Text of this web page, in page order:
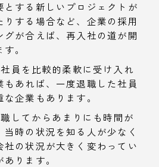
とする新しいプロジェクトが
りする場合など、企業の採用
グが合えば、再入社の道が開
。
員を比較的柔軟に受け入れ
もあれば、一度退職した社員
企業もあります。
してからあまりにも時間が
時の状況を知る人が少なく
社の状況が大きく変わってい
ります。